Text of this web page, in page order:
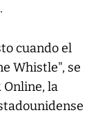
cuando el
Whistle", se
la